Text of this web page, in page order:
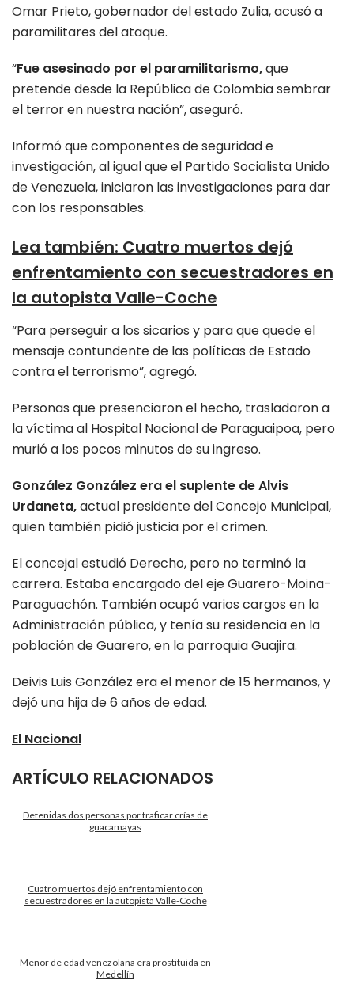
Omar Prieto, gobernador del estado Zulia, acusó a
paramilitares del ataque.
“Fue asesinado por el paramilitarismo,que
pretende desde la República de Colombia sembrar
el terror en nuestra nación”, aseguró.
Informó que componentes de seguridad e
investigación, al igual que el Partido Socialista Unido
de Venezuela, iniciaron las investigaciones para dar
con los responsables.
Lea también: Cuatro muertos dejó
enfrentamiento con secuestradores en
la autopista Valle-Coche
“Para perseguir a los sicarios y para que quede el
mensaje contundente de las políticas de Estado
contra el terrorismo”, agregó.
Personas que presenciaron el hecho, trasladaron a
la víctima al Hospital Nacional de Paraguaipoa, pero
murió a los pocos minutos de su ingreso.
González González era el suplente de Alvis
Urdaneta,actual presidente del Concejo Municipal,
quien también pidió justicia por el crimen.
El concejal estudió Derecho, pero no terminó la
carrera. Estaba encargado del eje Guarero-Moina-
Paraguachón. También ocupó varios cargos en la
Administración pública, y tenía su residencia en la
población de Guarero, en la parroquia Guajira.
Deivis Luis González era el menor de 15 hermanos, y
dejó una hija de 6 años de edad.
El Nacional
ARTÍCULO RELACIONADOS
Detenidas dos personas por traficar crías de
guacamayas
Cuatro muertos dejó enfrentamiento con
secuestradores en la autopista Valle-Coche
Menor de edad venezolana era prostituida en
Medellín